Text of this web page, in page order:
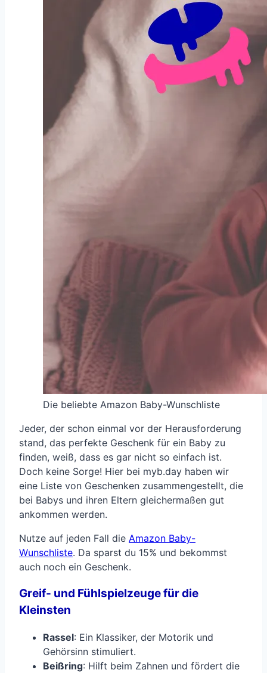
Die beliebte Amazon Baby-Wunschliste
Jeder, der schon einmal vor der Herausforderung
stand, das perfekte Geschenk für ein Baby zu
finden, weiß, dass es gar nicht so einfach ist.
Doch keine Sorge! Hier bei myb.day haben wir
eine Liste von Geschenken zusammengestellt, die
bei Babys und ihren Eltern gleichermaßen gut
ankommen werden.
Nutze auf jeden Fall die Amazon Baby-
Wunschliste. Da sparst du 15% und bekommst
auch noch ein Geschenk.
Greif- und Fühlspielzeuge für die
Kleinsten
Rassel: Ein Klassiker, der Motorik und
Gehörsinn stimuliert.
Beißring: Hilft beim Zahnen und fördert die